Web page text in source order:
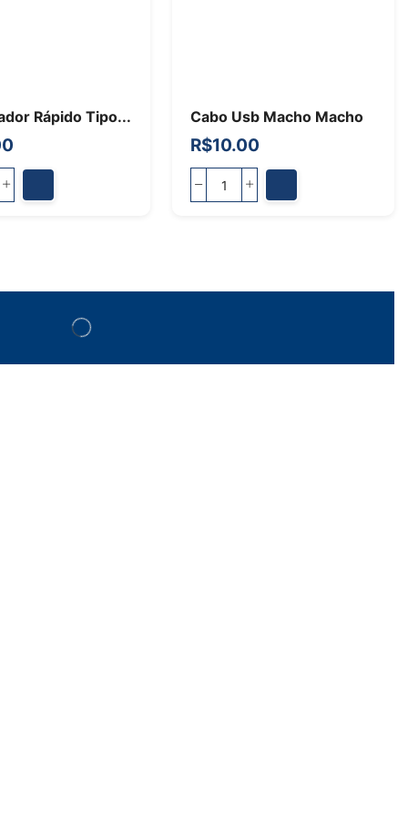
Rápido Tipo... Cabo Usb Macho Macho
R$10.00